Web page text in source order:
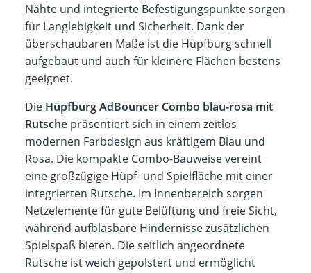
Nähte und integrierte Befestigungspunkte sorgen
für Langlebigkeit und Sicherheit. Dank der
überschaubaren Maße ist die Hüpfburg schnell
aufgebaut und auch für kleinere Flächen bestens
geeignet.
Die Hüpfburg AdBouncer Combo blau-rosa mit
Rutsche präsentiert sich in einem zeitlos
modernen Farbdesign aus kräftigem Blau und
Rosa. Die kompakte Combo-Bauweise vereint
eine großzügige Hüpf- und Spielfläche mit einer
integrierten Rutsche. Im Innenbereich sorgen
Netzelemente für gute Belüftung und freie Sicht,
während aufblasbare Hindernisse zusätzlichen
Spielspaß bieten. Die seitlich angeordnete
Rutsche ist weich gepolstert und ermöglicht